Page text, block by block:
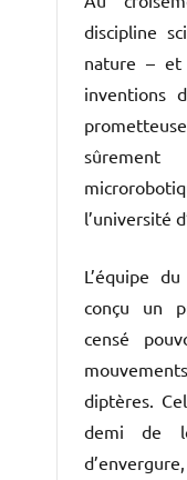
discipline
nature – et
inventions
l’université
L’équipe
conçu un
censé
diptères.
demi de